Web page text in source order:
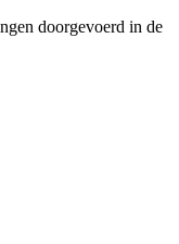
doorgevoerd in de